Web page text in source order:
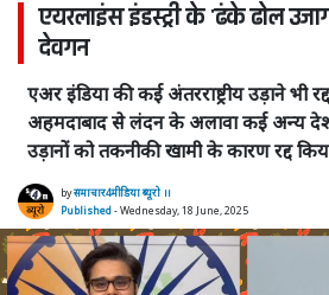
एयरलाइंस इंडस्ट्री के 'ढंके ढोल
देवगन
एअर इंडिया की कई अंतरराष्ट्रीय उड़ाने भी
अहमदाबाद से लंदन के अलावा कई अन्य
उड़ानों को तकनीकी खामी के कारण रद्द
byसमाचार4मीडिया ब्यूरो ।।
Published- Wednesday, 18 June, 2025